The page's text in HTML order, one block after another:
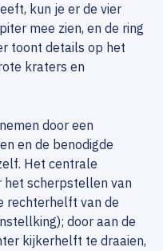
kun je er de vier
mee zien, en de ring
toont details op het
kraters en
door een
en de benodigde
Het centrale
scherpstellen van
rechterhelft van de
door aan de
kijkerhelft te draaien,